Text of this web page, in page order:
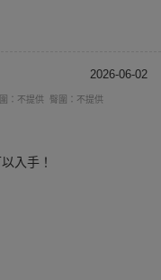
2026-06-02
：不提供
臀圍：不提供
入手！